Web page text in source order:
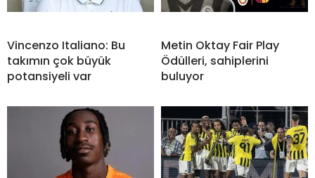
Vincenzo Italiano: Bu
takımın çok büyük
potansiyeli var
Metin Oktay Fair Play
Ödülleri, sahiplerini
buluyor